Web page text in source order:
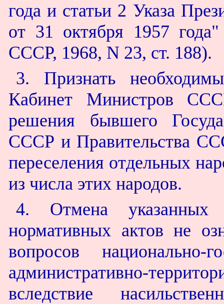
года и статьи 2 Указа
от 31 октября 1957
СССР, 1968, N 23, ст. 188).
3. Признать
Кабинет Министров
решения бывшего
СССР и Правительства
переселения отдельных
из числа этих народов.
4. Отмена указанных
нормативных актов не
вопросов национально-
административно-
вследствие